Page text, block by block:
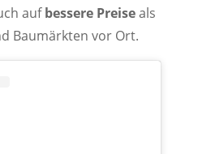
aufbessere Preiseals
Baumärkten vor Ort.